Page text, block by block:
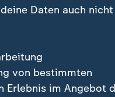
Daten auch nicht
von bestimmten
Erlebnis im Angebot